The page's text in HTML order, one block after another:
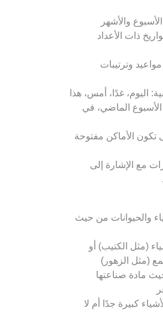
والأشهر
ذات الأعداد
وترتيبات
اليوم، غدًا، أمس، هذا
الأسبوع الماضي، في
الأماكن مفتوحة
مع الإشارة إلى
والحيوانات من حيث
(مثل الكتيب) أو
(مثل الزهور)
مادة صناعتها
كبيرة جدًا أم لا